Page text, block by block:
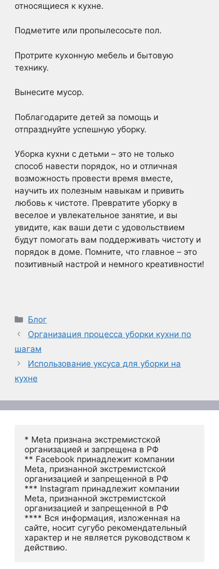
относящиеся к кухне.
Подметите или пропылесосьте пол.
Протрите кухонную мебель и бытовую
технику.
Вынесите мусор.
Поблагодарите детей за помощь и
отпразднуйте успешную уборку.
Уборка кухни с детьми – это не только
способ навести порядок, но и отличная
возможность провести время вместе,
научить их полезным навыкам и привить
любовь к чистоте. Превратите уборку в
веселое и увлекательное занятие, и вы
увидите, как ваши дети с удовольствием
будут помогать вам поддерживать чистоту и
порядок в доме. Помните, что главное – это
позитивный настрой и немного креативности!
Рубрики
Блог
Организация процесса уборки кухни по
шагам
Использование уксуса для уборки на
кухне
* Meta признана экстремистской
организацией и запрещена в РФ
** Facebook принадлежит компании
Meta, признанной экстремистской
организацией и запрещенной в РФ
*** Instagram принадлежит компании
Meta, признанной экстремистской
организацией и запрещенной в РФ
**** Вся информация, изложенная на
сайте, носит сугубо рекомендательный
характер и не является руководством к
действию.